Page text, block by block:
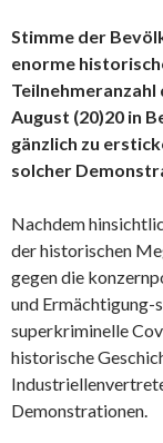
Stimme der
enorme
Teilnehmeranzahl
August (20)20 in
gänzlich zu
solcher
Nachdem
der historischen
gegen die
und
superkriminelle
historische
Demonstrationen.